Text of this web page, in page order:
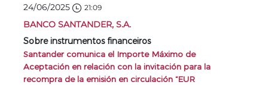
24/06/2025 21:09
BANCO SANTANDER, S.A.
Sobre instrumentos financeiros
Santander comunica el Importe Máximo de
Aceptación en relación con la invitación para la
recompra de la emisión en circulación “EUR